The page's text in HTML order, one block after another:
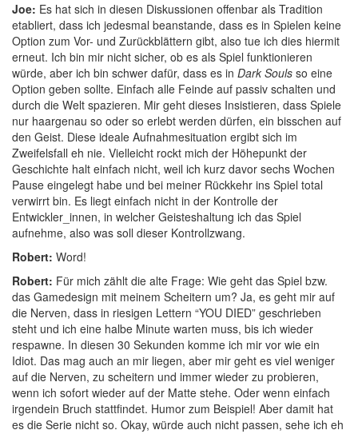
Joe: Es hat sich in diesen Diskussionen offenbar als Tradition
etabliert, dass ich jedesmal beanstande, dass es in Spielen keine
Option zum Vor- und Zurückblättern gibt, also tue ich dies hiermit
erneut. Ich bin mir nicht sicher, ob es als Spiel funktionieren
würde, aber ich bin schwer dafür, dass es in Dark Souls so eine
Option geben sollte. Einfach alle Feinde auf passiv schalten und
durch die Welt spazieren. Mir geht dieses Insistieren, dass Spiele
nur haargenau so oder so erlebt werden dürfen, ein bisschen auf
den Geist. Diese ideale Aufnahmesituation ergibt sich im
Zweifelsfall eh nie. Vielleicht rockt mich der Höhepunkt der
Geschichte halt einfach nicht, weil ich kurz davor sechs Wochen
Pause eingelegt habe und bei meiner Rückkehr ins Spiel total
verwirrt bin. Es liegt einfach nicht in der Kontrolle der
Entwickler_innen, in welcher Geisteshaltung ich das Spiel
aufnehme, also was soll dieser Kontrollzwang.
Robert: Word!
Robert: Für mich zählt die alte Frage: Wie geht das Spiel bzw.
das Gamedesign mit meinem Scheitern um? Ja, es geht mir auf
die Nerven, dass in riesigen Lettern “YOU DIED” geschrieben
steht und ich eine halbe Minute warten muss, bis ich wieder
respawne. In diesen 30 Sekunden komme ich mir vor wie ein
Idiot. Das mag auch an mir liegen, aber mir geht es viel weniger
auf die Nerven, zu scheitern und immer wieder zu probieren,
wenn ich sofort wieder auf der Matte stehe. Oder wenn einfach
irgendein Bruch stattfindet. Humor zum Beispiel! Aber damit hat
es die Serie nicht so. Okay, würde auch nicht passen, sehe ich eh